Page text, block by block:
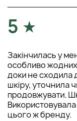
5
Закінчилась у
особливо жодних
доки не сходила
шкіру, уточнила
продовжувати.
цього ж бренду.